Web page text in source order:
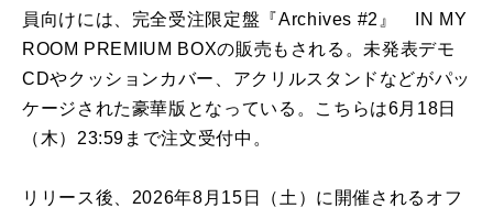
員向けには、完全受注限定盤『Archives #2』 IN MY
ROOM PREMIUM BOXの販売もされる。未発表デモ
CDやクッションカバー、アクリルスタンドなどがパッ
ケージされた豪華版となっている。こちらは6月18日
（木）23:59まで注文受付中。
リリース後、2026年8月15日（土）に開催されるオフ